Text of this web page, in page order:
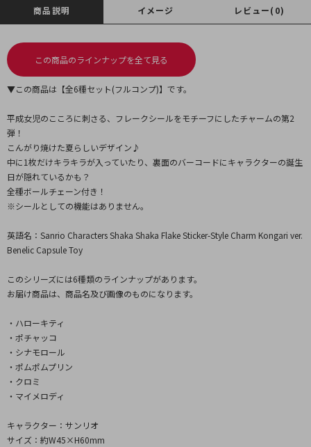
商品説明 イメージ レビュー(0)
この商品のラインナップを全て見る
▼この商品は【全6種セット(フルコンプ)】です。
平成女児のこころに刺さる、フレークシールをモチーフにしたチャームの第2
弾！
こんがり焼けた夏らしいデザイン♪
中に1枚だけキラキラが入っていたり、裏面のバーコードにキャラクターの誕生
日が隠れているかも？
全種ボールチェーン付き！
※シールとしての機能はありません。
英語名：Sanrio Characters Shaka Shaka Flake Sticker-Style Charm Kongari ver.
Benelic Capsule Toy
このシリーズには6種類のラインナップがあります。
お届け商品は、商品名及び画像のものになります。
・ハローキティ
・ポチャッコ
・シナモロール
・ポムポムプリン
・クロミ
・マイメロディ
キャラクター：サンリオ
サイズ：約W45×H60mm